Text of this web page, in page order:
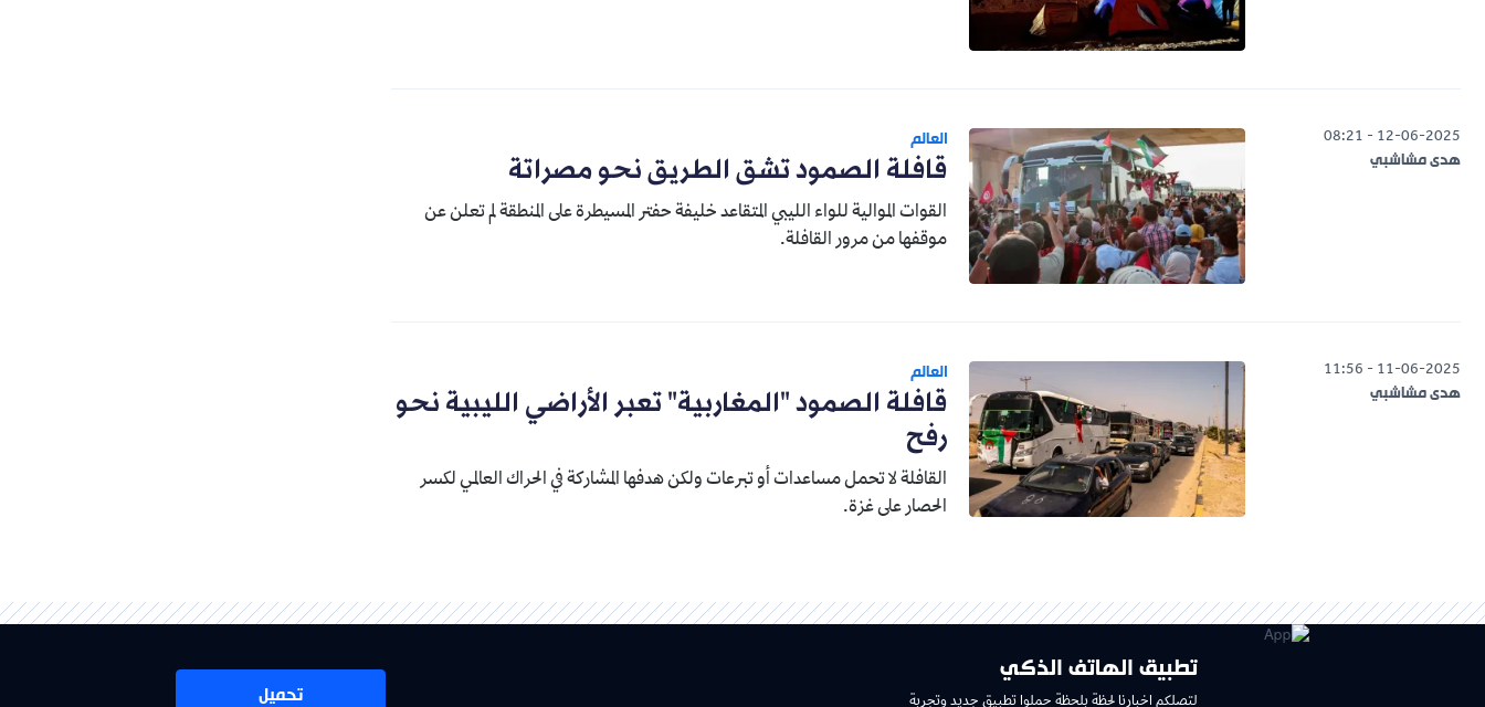
12-06-2025 - 08:21
هدى مشاشبي
العالم
قافلة الصمود تشق الطريق نحو مصراتة
القوات الموالية للواء الليبي المتقاعد خليفة حفتر المسيطرة على المنطقة لم تعلن عن
موقفها من مرور القافلة.
11-06-2025 - 11:56
هدى مشاشبي
العالم
قافلة الصمود "المغاربية" تعبر الأراضي الليبية نحو
رفح
القافلة لا تحمل مساعدات أو تبرعات ولكن هدفها المشاركة في الحراك العالمي لكسر
الحصار على غزة.
تطبيق الهاتف الذكي
لتصلكم اخبارنا لحظة بلحظة حملوا تطبيق جديد وتجربة تحميل